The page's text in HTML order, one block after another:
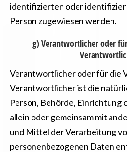
identifizierten oder
Person zugewiesen werden.
g) Verantwortlicher oder
Verantwortlicher oder für die
Verantwortlicher ist die
Person, Behörde, Einrichtung
allein oder gemeinsam mit
und Mittel der Verarbeitung
personenbezogenen Daten